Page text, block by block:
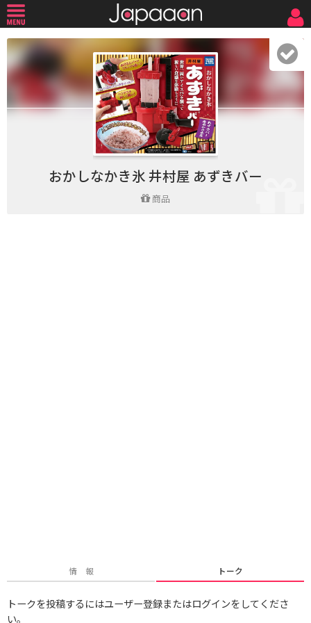
おかしなかき氷 井村屋 あずきバー
商品
情 報 トーク
トークを投稿するにはユーザー登録またはログインをしてくださ
い。